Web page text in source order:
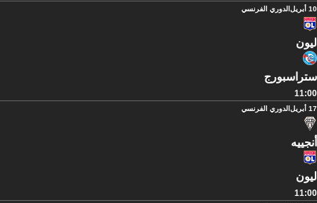
10 أبريل الدوري الفرنسي
ليون
ستراسبورج
11:00
17 أبريل الدوري الفرنسي
أنجييه
ليون
11:00